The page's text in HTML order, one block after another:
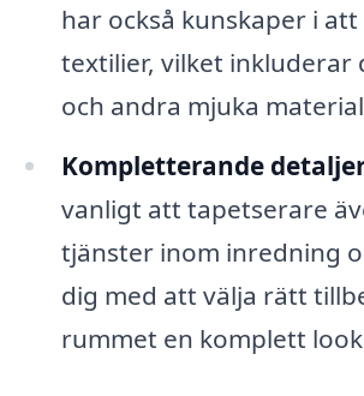
har också kunskaper i
textilier, vilket inkluderar
och andra mjuka
Kompletterande
vanligt att tapetserare
tjänster inom inredning
dig med att välja rätt
rummet en komplett